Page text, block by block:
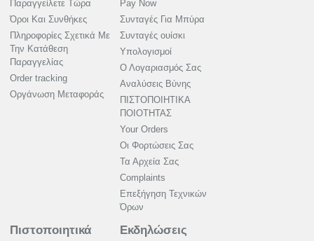
Παραγγείλετε Τώρα
Όροι Και Συνθήκες
Πληροφορίες Σχετικά Με
Την Κατάθεση
Παραγγελίας
Order tracking
Οργάνωση Μεταφοράς
Pay Now
Συνταγές Για Μπύρα
Συνταγές ουίσκι
Υπολογισμοί
Ο Λογαριασμός Σας
Αναλύσεις Βύνης
ΠΙΣΤΟΠΟΙΗΤΙΚΑ
ΠΟΙΟΤΗΤΑΣ
Your Orders
Οι Φορτώσεις Σας
Τα Αρχεία Σας
Complaints
Επεξήγηση Τεχνικών
Όρων
Πιστοποιητικά Εκδηλώσεις